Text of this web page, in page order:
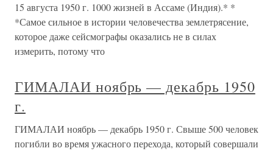
15 августа 1950 г. 1000 жизней в Ассаме (Индия).* *
*Самое сильное в истории человечества землетрясение,
которое даже сейсмографы оказались не в силах
измерить, потому что
ГИМАЛАИ ноябрь — декабрь 1950
г.
ГИМАЛАИ ноябрь — декабрь 1950 г. Свыше 500 человек
погибли во время ужасного перехода, который совершали